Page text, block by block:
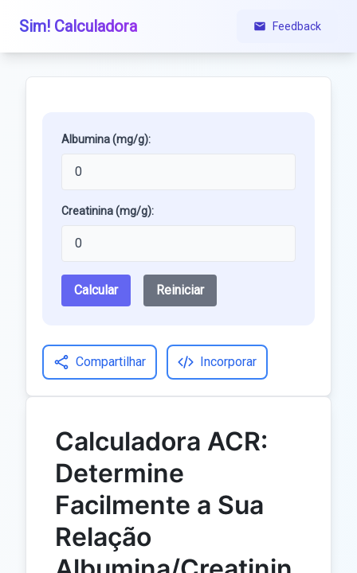
Sim! Calculadora Feedback
Albumina (mg/g):
Creatinina (mg/g):
Calcular Reiniciar
Compartilhar Incorporar
Calculadora ACR:
Determine
Facilmente a Sua
Relação